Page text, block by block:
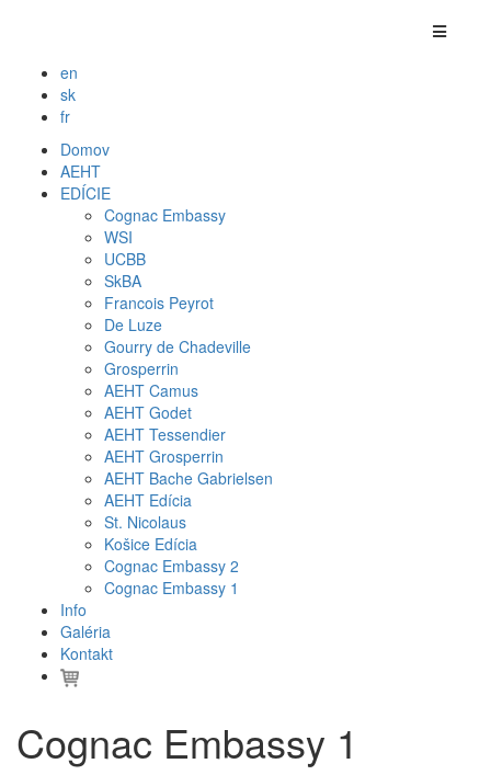
en
sk
fr
Domov
AEHT
EDÍCIE
Cognac Embassy
WSI
UCBB
SkBA
Francois Peyrot
De Luze
Gourry de Chadeville
Grosperrin
AEHT Camus
AEHT Godet
AEHT Tessendier
AEHT Grosperrin
AEHT Bache Gabrielsen
AEHT Edícia
St. Nicolaus
Košice Edícia
Cognac Embassy 2
Cognac Embassy 1
Info
Galéria
Kontakt
Cognac Embassy 1